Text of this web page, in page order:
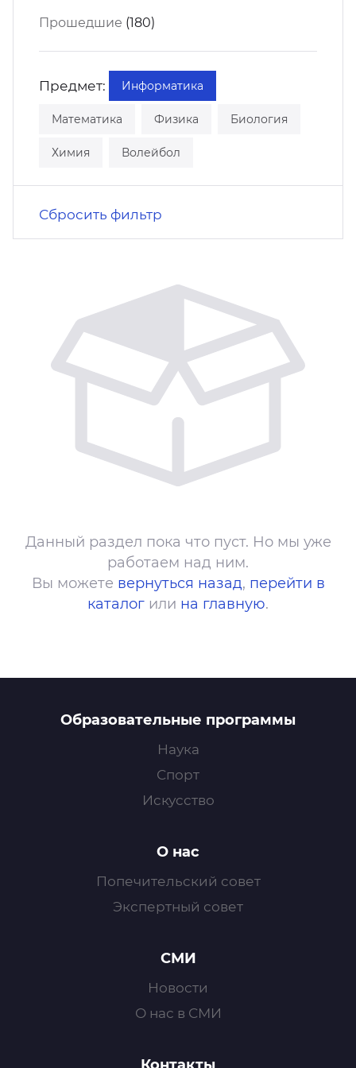
Прошедшие (180)
Предмет: Информатика
Математика Физика Биология
Химия Волейбол
Сбросить фильтр
Данный раздел пока что пуст. Но мы уже
работаем над ним.
Вы можете вернуться назад, перейти в
каталог или на главную.
Образовательные программы
Наука
Спорт
Искусство
О нас
Попечительский совет
Экспертный совет
СМИ
Новости
О нас в СМИ